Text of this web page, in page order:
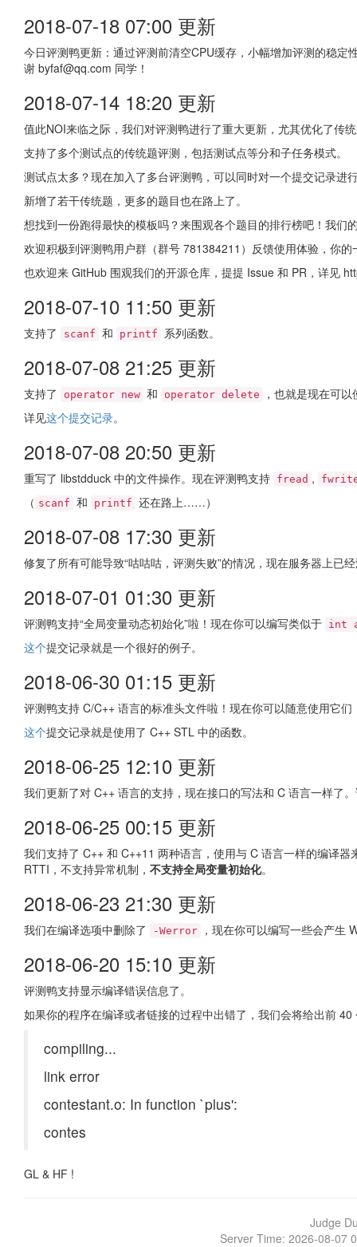
2018-07-18 07:00 更新
今日评测鸭更新：通过评测前清空CPU缓存，小幅增加评测的稳
谢 byfaf@qq.com 同学！
2018-07-14 18:20 更新
值此NOI来临之际，我们对评测鸭进行了重大更新，尤其优化了传
支持了多个测试点的传统题评测，包括测试点等分和子任务模式。
测试点太多？现在加入了多台评测鸭，可以同时对一个提交记录进
新增了若干传统题，更多的题目也在路上了。
想找到一份跑得最快的模板吗？来围观各个题目的排行榜吧！我们
欢迎积极到评测鸭用户群（群号 781384211）反馈使用体验，你
也欢迎来 GitHub 围观我们的开源仓库，提提 Issue 和 PR，详见
2018-07-10 11:50 更新
支持了 scanf 和 printf 系列函数。
2018-07-08 21:25 更新
支持了 operator new 和 operator delete
，也就是现在可
详见这个提交记录。
2018-07-08 20:50 更新
重写了 libstdduck 中的文件操作。现在评测鸭支持 fread ,
（ scanf 和 printf 还在路上……）
2018-07-08 17:30 更新
修复了所有可能导致“咕咕咕，评测失败”的情况，现在服务器上已
2018-07-01 01:30 更新
评测鸭支持“全局变量动态初始化”啦！现在你可以编写类似于 int
这个提交记录就是一个很好的例子。
2018-06-30 01:15 更新
评测鸭支持 C/C++ 语言的标准头文件啦！现在你可以随意使用它
这个提交记录就是使用了 C++ STL 中的函数。
2018-06-25 12:10 更新
我们更新了对 C++ 语言的支持，现在接口的写法和 C 语言一样了
2018-06-25 00:15 更新
我们支持了 C++ 和 C++11 两种语言，使用与 C 语言一样的编译
RTTI，不支持异常机制， 不支持全局变量初始化。
2018-06-23 21:30 更新
我们在编译选项中删除了 -Werror ，现在你可以编写一些会产生
2018-06-20 15:10 更新
评测鸭支持显示编译错误信息了。
如果你的程序在编译或者链接的过程中出错了，我们会将给出前
compiling...
link error
contestant.o: In function `plus':
contes
GL & HF !
Judge
Server Time: 2026-08-07